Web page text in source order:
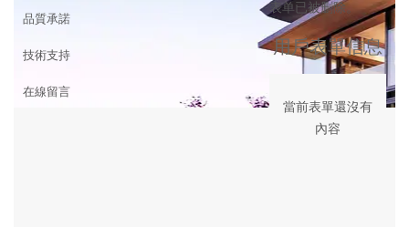
品質承諾
技術支持
在線留言
表单已被删除。
用戶表單信息
當前表單還沒有
內容